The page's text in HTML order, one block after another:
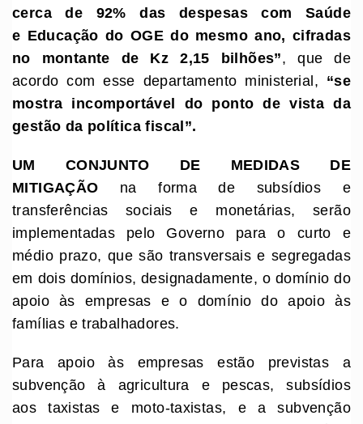
cerca de 92% das despesas comSaúde
e Educação do OGE do mesmo ano, cifradas
no montante de Kz 2,15 bilhões”, que de
acordo com esse departamento ministerial, “se
mostra incomportável do ponto de vista da
gestão da política fiscal”.
UM CONJUNTO DE MEDIDAS DE
MITIGAÇÃO na forma de subsídios e
transferências sociais e monetárias, serão
implementadas pelo Governo para o curto e
médio prazo, que são transversais e segregadas
em dois domínios, designadamente, o domínio do
apoio às empresas e o domínio do apoio às
famílias e trabalhadores.
Para apoio às empresas estão previstas a
subvenção à agricultura e pescas, subsídios
aos taxistas e moto-taxistas, e a subvenção